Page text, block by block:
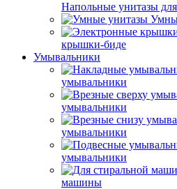
Напольные унитазы
крышки-биде
Умывальники
умывальники
умывальники
умывальники
умывальники
машины